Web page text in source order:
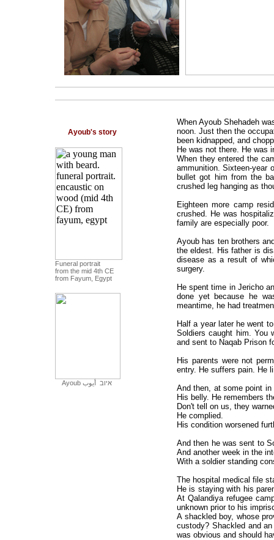
Ayoub's story
Funeral portrait
from the mid 4th CE
from Fayum, Egypt
Ayoub איוב أيوب
When Ayoub Shehadeh
noon. Just then the
been kidnapped, and
He was not there. He was
When they entered the
ammunition. Sixteen-year
bullet got him from the
crushed leg hanging as
Eighteen more camp
crushed. He was
family are especially poor.
Ayoub has ten brothers
the eldest. His father is
disease as a result of
surgery.
He spent time in Jericho
done yet because he
meantime, he had
Half a year later he went
Soldiers caught him. You
and sent to Naqab Prison
His parents were not
entry. He suffers pain. He
And then, at some point
His belly. He remembers
Don't tell on us, they
He complied.
His condition worsened
And then he was sent to
And another week in the
With a soldier standing
The hospital medical file
He is staying with his
At Qalandiya refugee
unknown prior to his
A shackled boy, whose
custody? Shackled and
was obvious and should